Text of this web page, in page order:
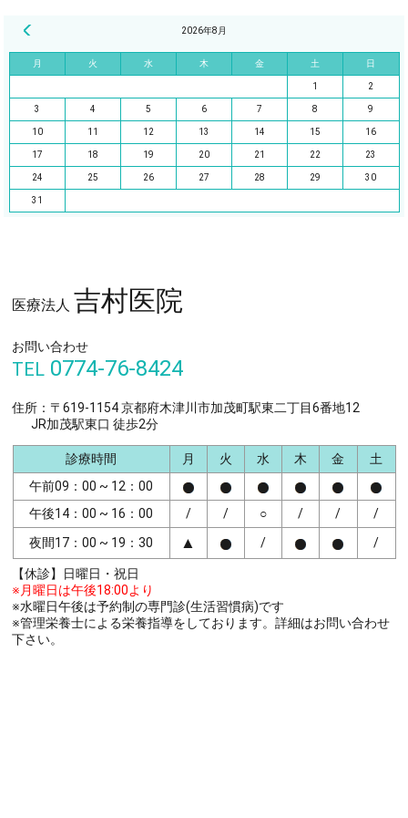
2026年8月
月 火 水 木 金 土 日
1 2
3 4 5 6 7 8 9
10 11 12 13 14 15 16
17 18 19 20 21 22 23
24 25 26 27 28 29 30
31
医療法人 吉村医院
お問い合わせ
TEL 0774-76-8424
住所：〒619-1154 京都府木津川市加茂町駅東二丁目6番地12
JR加茂駅東口 徒歩2分
診療時間 月 火 水 木 金
土
午前09：00 ~ 12：00
午後14：00 ~ 16：00
/ / ○ / /
/
夜間17：00 ~ 19：30
▲ / /
【休診】日曜日・祝日
※月曜日は午後18:00より
※水曜日午後は予約制の専門診(生活習慣病)です
※管理栄養士による栄養指導をしております。詳細はお問い合わせ
下さい。